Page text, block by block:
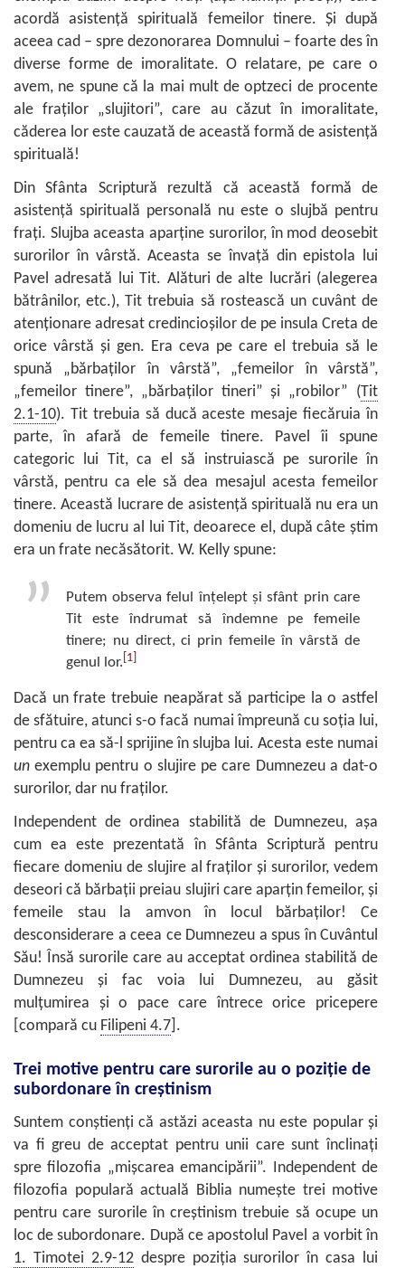
acordă asistenţă spirituală femeilor tinere. Şi după
aceea cad – spre dezonorarea Domnului – foarte des în
diverse forme de imoralitate. O relatare, pe care o
avem, ne spune că la mai mult de optzeci de procente
ale fraţilor „slujitori”, care au căzut în imoralitate,
căderea lor este cauzată de această formă de asistenţă
spirituală!
Din Sfânta Scriptură rezultă că această formă de
asistenţă spirituală personală nu este o slujbă pentru
fraţi. Slujba aceasta aparţine surorilor, în mod deosebit
surorilor în vârstă. Aceasta se învaţă din epistola lui
Pavel adresată lui Tit. Alături de alte lucrări (alegerea
bătrânilor, etc.), Tit trebuia să rostească un cuvânt de
atenţionare adresat credincioşilor de pe insula Creta de
orice vârstă şi gen. Era ceva pe care el trebuia să le
spună „bărbaţilor în vârstă”, „femeilor în vârstă”,
„femeilor tinere”, „bărbaţilor tineri” şi „robilor” (Tit
2.1-10). Tit trebuia să ducă aceste mesaje fiecăruia în
parte, în afară de femeile tinere. Pavel îi spune
categoric lui Tit, ca el să instruiască pe surorile în
vârstă, pentru ca ele să dea mesajul acesta femeilor
tinere. Această lucrare de asistenţă spirituală nu era un
domeniu de lucru al lui Tit, deoarece el, după câte ştim
era un frate necăsătorit. W. Kelly spune:
Putem observa felul înţelept şi sfânt prin care
Tit este îndrumat să îndemne pe femeile
tinere; nu direct, ci prin femeile în vârstă de
genul lor. [1]
Dacă un frate trebuie neapărat să participe la o astfel
de sfătuire, atunci s-o facă numai împreună cu soţia lui,
pentru ca ea să-l sprijine în slujba lui. Acesta este numai
un exemplu pentru o slujire pe care Dumnezeu a dat-o
surorilor, dar nu fraţilor.
Independent de ordinea stabilită de Dumnezeu, aşa
cum ea este prezentată în Sfânta Scriptură pentru
fiecare domeniu de slujire al fraţilor şi surorilor, vedem
deseori că bărbaţii preiau slujiri care aparţin femeilor, şi
femeile stau la amvon în locul bărbaţilor! Ce
desconsiderare a ceea ce Dumnezeu a spus în Cuvântul
Său! Însă surorile care au acceptat ordinea stabilită de
Dumnezeu şi fac voia lui Dumnezeu, au găsit
mulţumirea şi o pace care întrece orice pricepere
[compară cu Filipeni 4.7 ].
Trei motive pentru care surorile au o poziţie de
subordonare în creştinism
Suntem conştienţi că astăzi aceasta nu este popular şi
va fi greu de acceptat pentru unii care sunt înclinaţi
spre filozofia „mişcarea emancipării”. Independent de
filozofia populară actuală Biblia numeşte trei motive
pentru care surorile în creştinism trebuie să ocupe un
loc de subordonare. După ce apostolul Pavel a vorbit în
1. Timotei 2.9-12despre poziţia surorilor în casa lui